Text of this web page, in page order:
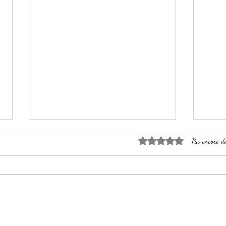
Vert sauge
Noté 0 étoile sur 5.Pas encore